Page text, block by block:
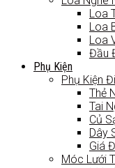
Loa
Loa
Loa
Đầu
Phụ Kiện
Phụ Kiện
Thẻ
Tai
Củ
Dây
Giá
Móc Lưới